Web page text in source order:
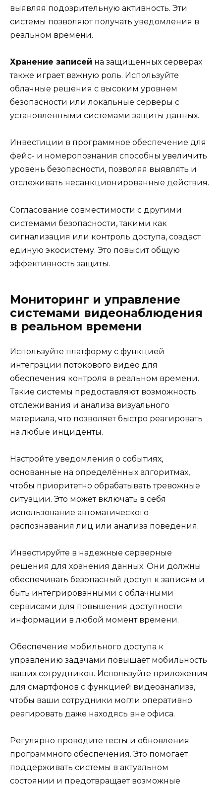
выявляя подозрительную активность. Эти
системы позволяют получать уведомления в
реальном времени.
Хранение записей на защищенных серверах
также играет важную роль. Используйте
облачные решения с высоким уровнем
безопасности или локальные серверы с
установленными системами защиты данных.
Инвестиции в программное обеспечение для
фейс- и номеропознания способны увеличить
уровень безопасности, позволяя выявлять и
отслеживать несанкционированные действия.
Согласование совместимости с другими
системами безопасности, такими как
сигнализация или контроль доступа, создаст
единую экосистему. Это повысит общую
эффективность защиты.
Мониторинг и управление
системами видеонаблюдения
в реальном времени
Используйте платформу с функцией
интеграции потокового видео для
обеспечения контроля в реальном времени.
Такие системы предоставляют возможность
отслеживания и анализа визуального
материала, что позволяет быстро реагировать
на любые инциденты.
Настройте уведомления о событиях,
основанные на определённых алгоритмах,
чтобы приоритетно обрабатывать тревожные
ситуации. Это может включать в себя
использование автоматического
распознавания лиц или анализа поведения.
Инвестируйте в надежные серверные
решения для хранения данных. Они должны
обеспечивать безопасный доступ к записям и
быть интегрированными с облачными
сервисами для повышения доступности
информации в любой момент времени.
Обеспечение мобильного доступа к
управлению задачами повышает мобильность
ваших сотрудников. Используйте приложения
для смартфонов с функцией видеоанализа,
чтобы ваши сотрудники могли оперативно
реагировать даже находясь вне офиса.
Регулярно проводите тесты и обновления
программного обеспечения. Это помогает
поддерживать системы в актуальном
состоянии и предотвращает возможные